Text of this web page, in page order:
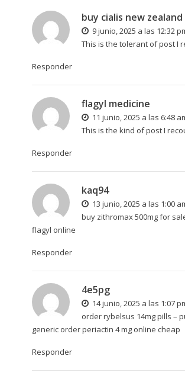
buy cialis new zealand
9 junio, 2025 a las 12:32
This is the tolerant of post I
Responder
flagyl medicine
11 junio, 2025 a las 6:48
This is the kind of post I
Responder
kaq94
13 junio, 2025 a las 1:00
buy zithromax 500mg for
flagyl online
Responder
4e5pg
14 junio, 2025 a las 1:07
order rybelsus 14mg pills –
genericorder periactin 4 mg online cheap
Responder